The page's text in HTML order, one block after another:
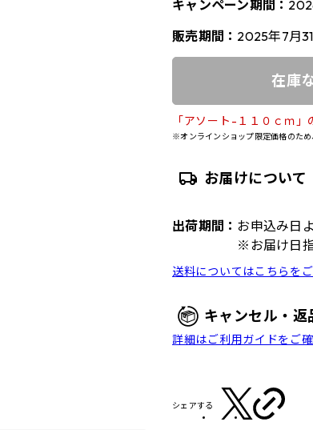
キャンペーン期間：
販売期間： 2025年7月
在庫
「アソート-１１０ｃｍ」
※オンラインショップ限定価格のため
お届けについて
出荷期間： お申込み日
※お届け日
送料についてはこちらを
キャンセル・返
詳細はご利用ガイドをご
シェアする